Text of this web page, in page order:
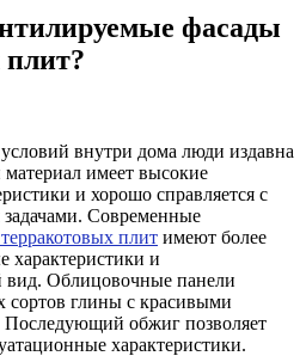
фасады
плит?
внутри дома люди издавна
материал имеет высокие
и хорошо справляется с
Современные
плит имеют более
характеристики и
вид. Облицовочные панели
сортов глины с красивыми
обжиг позволяет
характеристики.